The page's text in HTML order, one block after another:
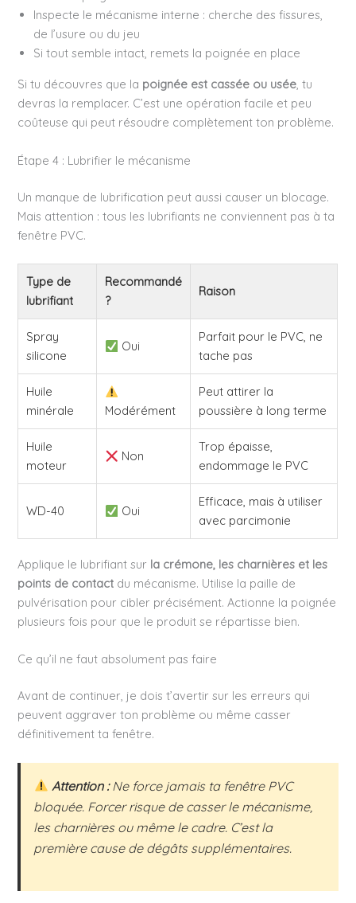
Inspecte le mécanisme interne : cherche des fissures,
de l’usure ou du jeu
Si tout semble intact, remets la poignée en place
Si tu découvres que la poignée est cassée ou usée, tu
devras la remplacer. C’est une opération facile et peu
coûteuse qui peut résoudre complètement ton problème.
Étape 4 : Lubrifier le mécanisme
Un manque de lubrification peut aussi causer un blocage.
Mais attention : tous les lubrifiants ne conviennent pas à ta
fenêtre PVC.
Type de
lubrifiant
Recommandé
?
Raison
Spray
silicone
Oui
Parfait pour le PVC, ne
tache pas
Huile
minérale
Modérément
Peut attirer la
poussière à long terme
Huile
moteur
Non
Trop épaisse,
endommage le PVC
WD-40 Oui
Efficace, mais à utiliser
avec parcimonie
Applique le lubrifiant sur la crémone, les charnières et les
points de contact du mécanisme. Utilise la paille de
pulvérisation pour cibler précisément. Actionne la poignée
plusieurs fois pour que le produit se répartisse bien.
Ce qu’il ne faut absolument pas faire
Avant de continuer, je dois t’avertir sur les erreurs qui
peuvent aggraver ton problème ou même casser
définitivement ta fenêtre.
Attention :Ne force jamais ta fenêtre PVC
bloquée. Forcer risque de casser le mécanisme,
les charnières ou même le cadre. C’est la
première cause de dégâts supplémentaires.